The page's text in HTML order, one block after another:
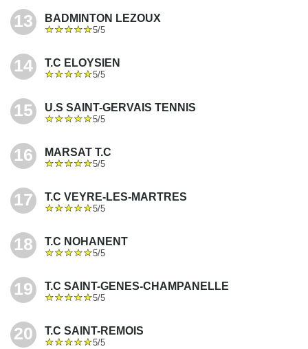
13 BADMINTON LEZOUX
5/5
14 T.C ELOYSIEN
5/5
15 U.S SAINT-GERVAIS TENNIS
5/5
16 MARSAT T.C
5/5
17 T.C VEYRE-LES-MARTRES
5/5
18 T.C NOHANENT
5/5
19 T.C SAINT-GENES-CHAMPANELLE
5/5
20 T.C SAINT-REMOIS
5/5